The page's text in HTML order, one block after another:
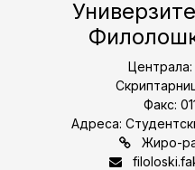
Централа:
Факс:
Адреса:
Жиро-